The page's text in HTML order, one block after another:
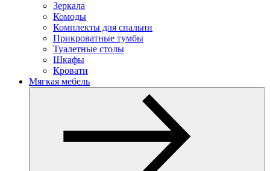
Зеркала
Комоды
Комплекты для спальни
Прикроватные тумбы
Туалетные столы
Шкафы
Кровати
Мягкая мебель